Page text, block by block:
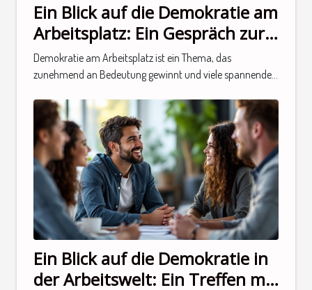
Ein Blick auf die Demokratie am
Arbeitsplatz: Ein Gespräch zur
Thematik
Demokratie am Arbeitsplatz ist ein Thema, das
zunehmend an Bedeutung gewinnt und viele spannende...
Ein Blick auf die Demokratie in
der Arbeitswelt: Ein Treffen mit